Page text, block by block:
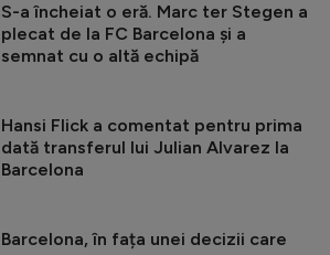
S-a încheiat o eră. Marc ter Stegen a
plecat de la FC Barcelona și a
semnat cu o altă echipă
Hansi Flick a comentat pentru prima
dată transferul lui Julian Alvarez la
Barcelona
Barcelona, în fața unei decizii care